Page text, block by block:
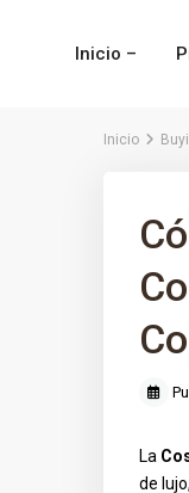
Inicio –
Inicio
La
de